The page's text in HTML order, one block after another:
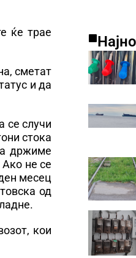
ќе трае
сметат
и да
се случи
стока
држиме
не се
месец
од
кои